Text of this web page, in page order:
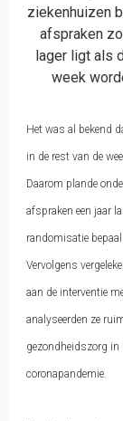
ziekenhuizen
afspraken
lager ligt als
week
Het was al bekend
in de rest van de
Daarom plande
afspraken een jaar
randomisatie
Vervolgens
aan de interventie
analyseerden ze
gezondheidszorg in
coronapandemie.